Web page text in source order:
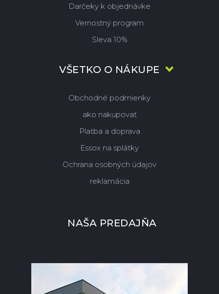
Darčeky k objednávke
Vernostný program
Sleva 10%
VŠETKO O NÁKUPE
Obchodné podmienky
ako nakupovať
Platba a doprava
Essox na splátky
Ochrana osobných údajov
reklamácia
NAŠA PREDAJŇA